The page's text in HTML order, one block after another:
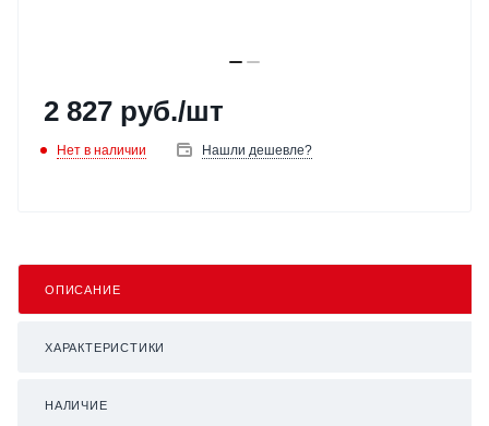
2 827 руб./шт
Нет в наличии Нашли дешевле?
ОПИСАНИЕ
ХАРАКТЕРИСТИКИ
НАЛИЧИЕ